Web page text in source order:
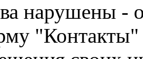
нарушены -
"Контакты"